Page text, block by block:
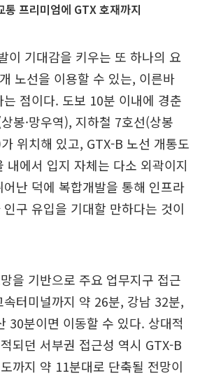
통 프리미엄에 GTX 호재까지
이 기대감을 키우는 또 하나의 요
노선을 이용할 수 있는, 이른바
는 점이다. 도보 10분 이내에 경춘
봉·망우역), 지하철 7호선(상봉
위치해 있고, GTX-B 노선 개통도
내에서 입지 자체는 다소 외곽이지
난 덕에 복합개발을 통해 인프라
구 유입을 기대할 만하다는 것이
을 기반으로 주요 업무지구 접근
터미널까지 약 26분, 강남 32분,
30분이면 이동할 수 있다. 상대적
되던 서부권 접근성 역시 GTX-B
까지 약 11분대로 단축될 전망이